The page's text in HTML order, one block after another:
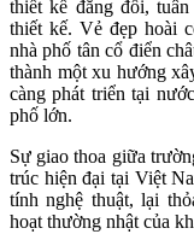
thiết kế đăng đối,
thiết kế. Vẻ đẹp hoài
nhà phố tân cổ điển
thành một xu hướng
càng phát triển tại
phố lớn.
Sự giao thoa giữa
trúc hiện đại tại Việt
tính nghệ thuật, lại
hoạt thường nhật của